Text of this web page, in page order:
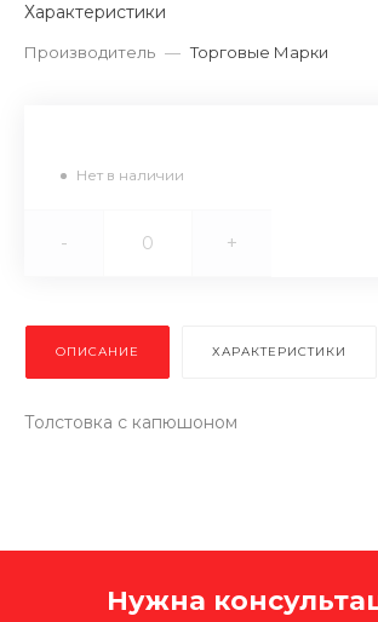
Характеристики
Производитель — Торговые Марки
Нет в наличии
- +
ОПИСАНИЕ ХАРАКТЕРИСТИКИ
Толстовка с капюшоном
Нужна